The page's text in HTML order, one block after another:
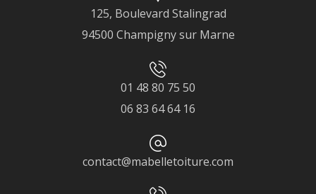
125, Boulevard Stalingrad
94500 Champigny sur Marne
01 48 80 75 50
06 83 64 64 16
contact@mabelletoiture.com